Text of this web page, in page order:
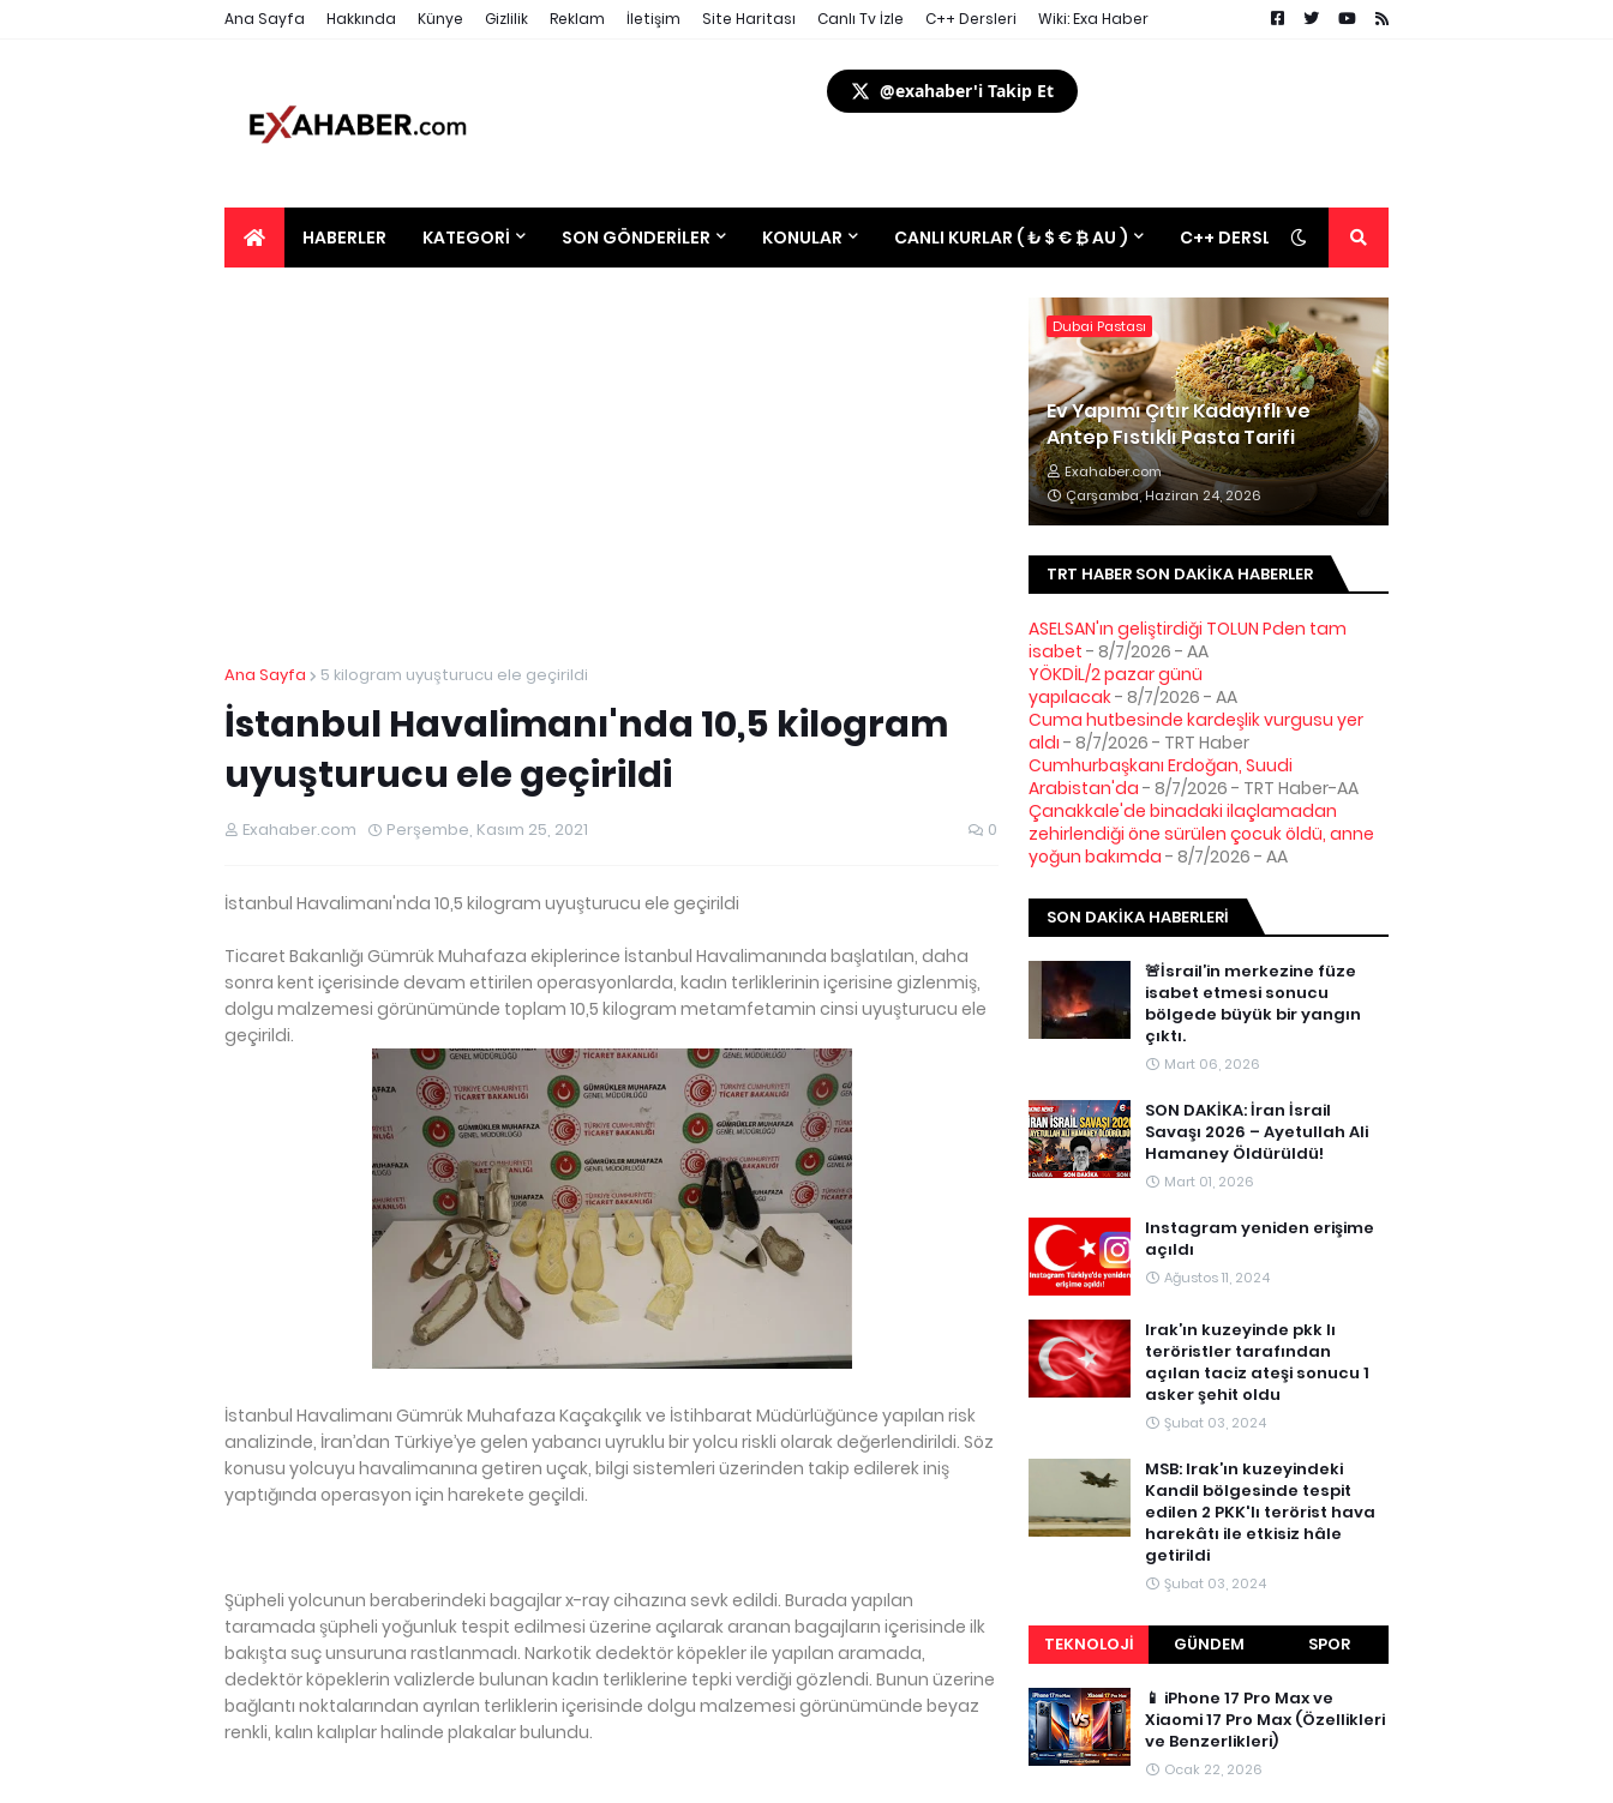
Ana Sayfa Hakkında Künye Gizlilik Reklam İletişim Site Haritası Canlı Tv İzle C++ Dersleri Wiki: Exa Haber
@exahaber'i Takip Et
HABERLER KATEGORI SON GÖNDERILER KONULAR CANLI KURLAR ( ₺ $ € ₿ AU ) C++ DERSLERİ
Ana Sayfa 5 kilogram uyuşturucu ele geçirildi
İstanbul Havalimanı'nda 10,5 kilogram
uyuşturucu ele geçirildi
Exahaber.com Perşembe, Kasım 25, 2021 0
İstanbul Havalimanı'nda 10,5 kilogram uyuşturucu ele geçirildi
Ticaret Bakanlığı Gümrük Muhafaza ekiplerince İstanbul Havalimanında başlatılan, daha
sonra kent içerisinde devam ettirilen operasyonlarda, kadın terliklerinin içerisine gizlenmiş,
dolgu malzemesi görünümünde toplam 10,5 kilogram metamfetamin cinsi uyuşturucu ele
geçirildi.
İstanbul Havalimanı Gümrük Muhafaza Kaçakçılık ve İstihbarat Müdürlüğünce yapılan risk
analizinde, İran’dan Türkiye’ye gelen yabancı uyruklu bir yolcu riskli olarak değerlendirildi. Söz
konusu yolcuyu havalimanına getiren uçak, bilgi sistemleri üzerinden takip edilerek iniş
yaptığında operasyon için harekete geçildi.
Şüpheli yolcunun beraberindeki bagajlar x-ray cihazına sevk edildi. Burada yapılan
taramada şüpheli yoğunluk tespit edilmesi üzerine açılarak aranan bagajların içerisinde ilk
bakışta suç unsuruna rastlanmadı. Narkotik dedektör köpekler ile yapılan aramada,
dedektör köpeklerin valizlerde bulunan kadın terliklerine tepki verdiği gözlendi. Bunun üzerine
bağlantı noktalarından ayrılan terliklerin içerisinde dolgu malzemesi görünümünde beyaz
renkli, kalın kalıplar halinde plakalar bulundu.
Dubai Pastası
Ev Yapımı Çıtır Kadayıflı ve
Antep Fıstıklı Pasta Tarifi
Exahaber.com
Çarşamba, Haziran 24, 2026
TRT HABER SON DAKIKA HABERLER
ASELSAN'ın geliştirdiği TOLUN Pden tam
isabet - 8/7/2026 - AA
YÖKDİL/2 pazar günü
yapılacak- 8/7/2026 - AA
Cuma hutbesinde kardeşlik vurgusu yer
aldı - 8/7/2026 - TRT Haber
Cumhurbaşkanı Erdoğan, Suudi
Arabistan'da - 8/7/2026 - TRT Haber-AA
Çanakkale'de binadaki ilaçlamadan
zehirlendiği öne sürülen çocuk öldü, anne
yoğun bakımda - 8/7/2026 - AA
SON DAKIKA HABERLERI
🚨İsrail’in merkezine füze
isabet etmesi sonucu
bölgede büyük bir yangın
çıktı.
Mart 06, 2026
SON DAKİKA: İran İsrail
Savaşı 2026 – Ayetullah Ali
Hamaney Öldürüldü!
Mart 01, 2026
Instagram yeniden erişime
açıldı
Ağustos 11, 2024
Irak’ın kuzeyinde pkk lı
teröristler tarafından
açılan taciz ateşi sonucu 1
asker şehit oldu
Şubat 03, 2024
MSB: Irak’ın kuzeyindeki
Kandil bölgesinde tespit
edilen 2 PKK'lı terörist hava
harekâtı ile etkisiz hâle
getirildi
Şubat 03, 2024
TEKNOLOJI GÜNDEM SPOR
📱 iPhone 17 Pro Max ve
Xiaomi 17 Pro Max (Özellikleri
ve Benzerlikleri)
Ocak 22, 2026